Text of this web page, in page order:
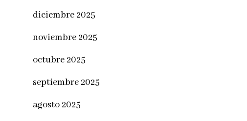
diciembre 2025
noviembre 2025
octubre 2025
septiembre 2025
agosto 2025